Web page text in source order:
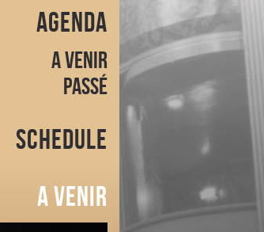
Agenda
A venir
Passé
Schedule
A venir